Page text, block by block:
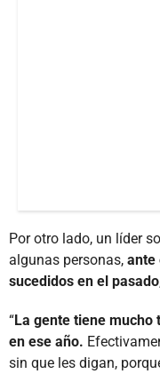
Por otro lado, un líder
algunas personas, ante
sucedidos en el pasado
“La gente tiene mucho
en ese año.
sin que les digan,